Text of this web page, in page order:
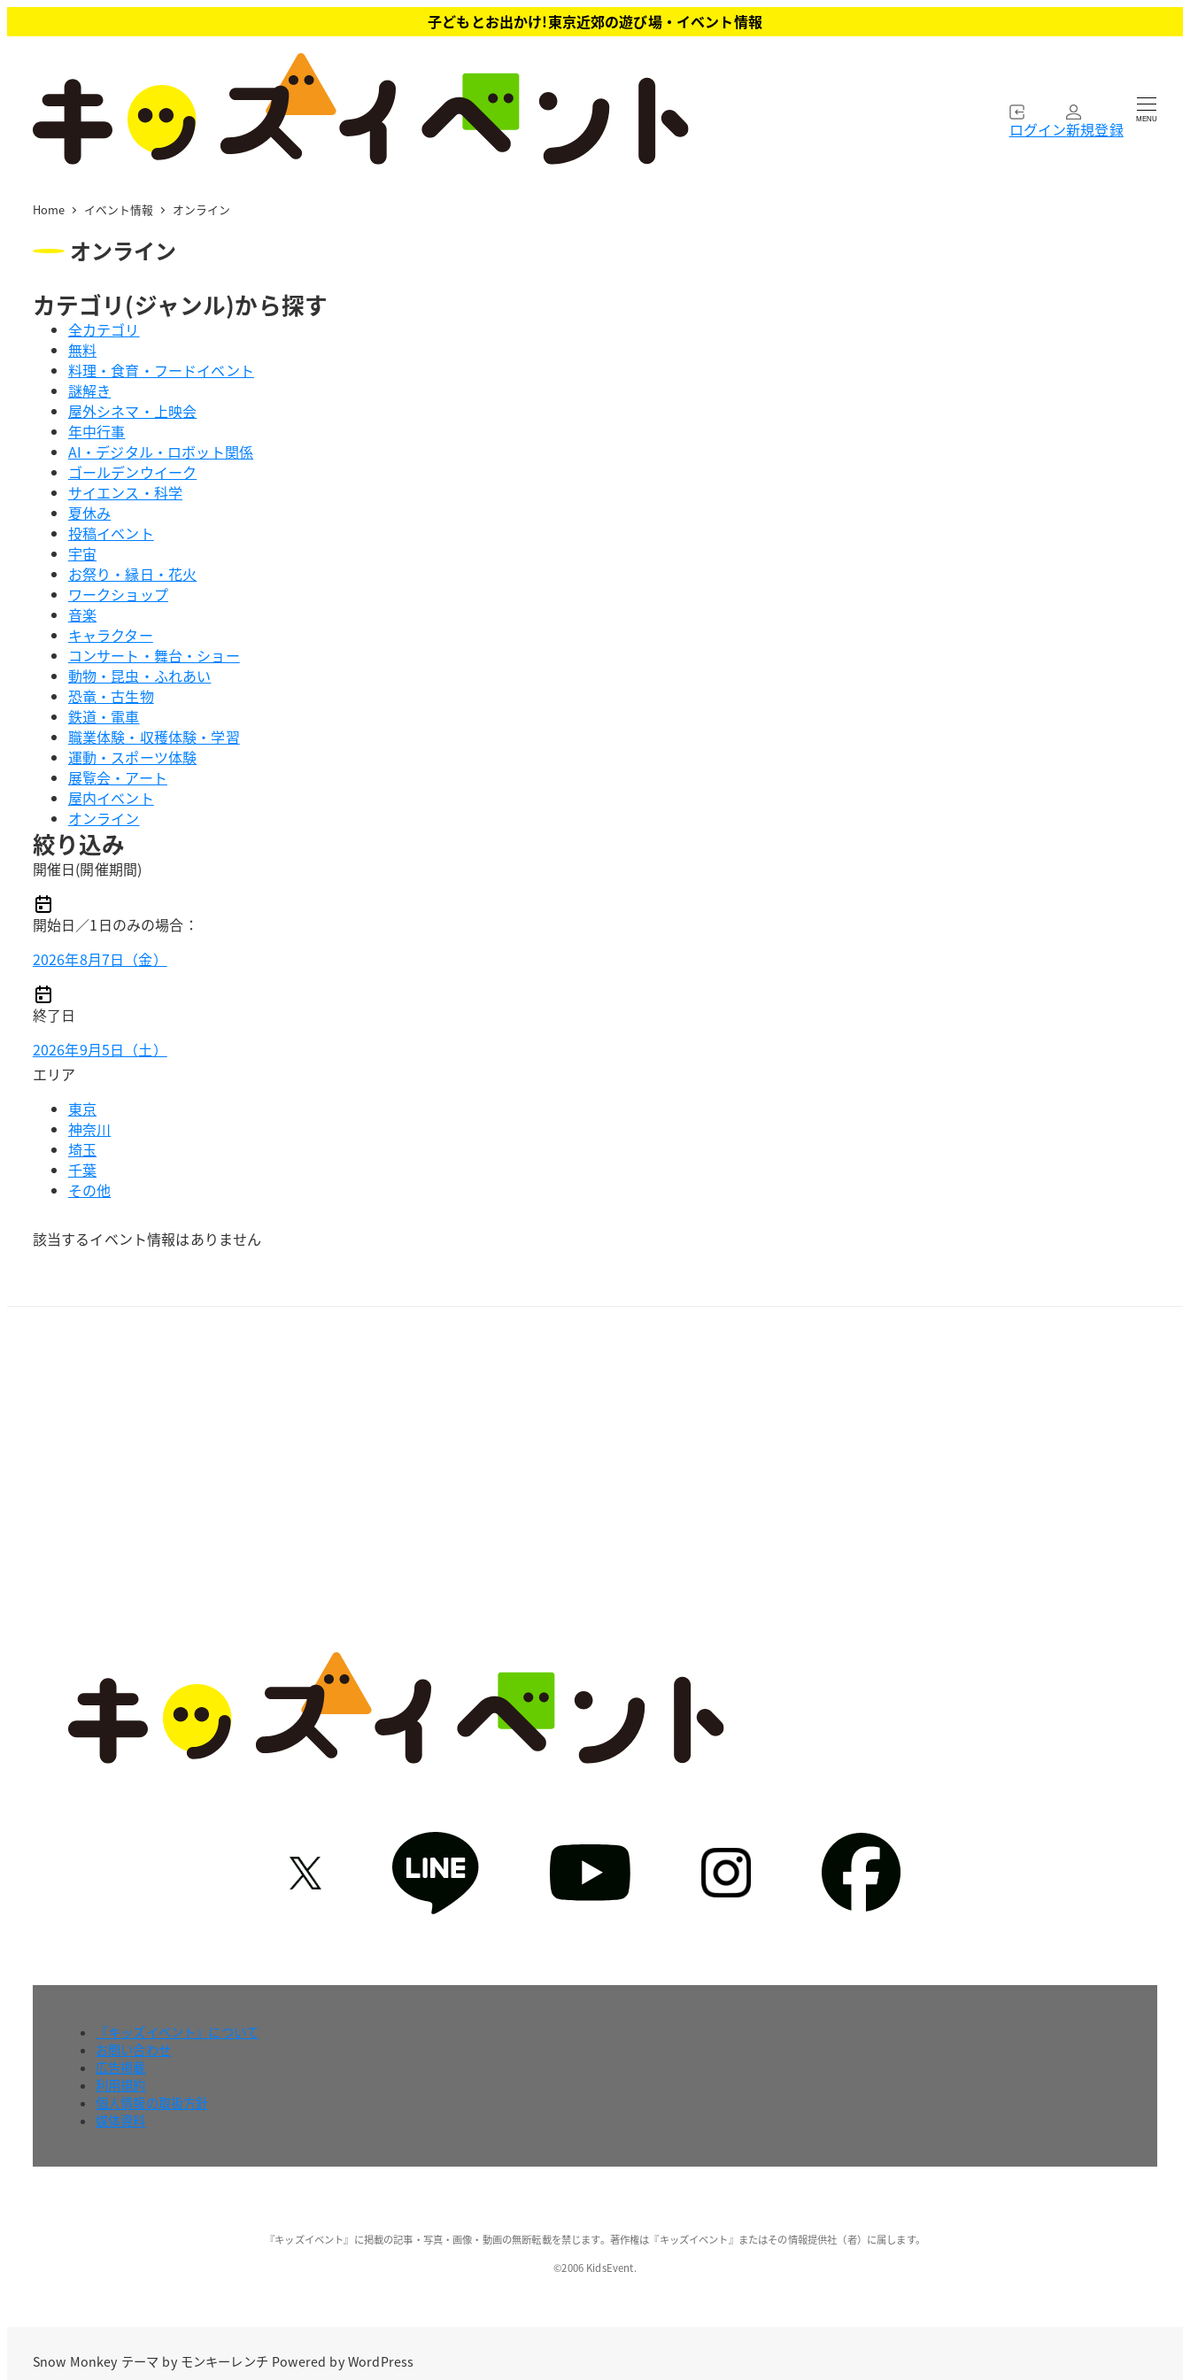
イ
子どもとお出かけ!東京近郊の遊び場・イベント情報
ログイン新規登録 MENU
Home イベント情報 オンライン
オンライン
カテゴリ(ジャンル)から探す
全カテゴリ
無料
料理・食育・フードイベント
謎解き
屋外シネマ・上映会
年中行事
AI・デジタル・ロボット関係
ゴールデンウイーク
サイエンス・科学
夏休み
投稿イベント
宇宙
お祭り・縁日・花火
ワークショップ
音楽
キャラクター
コンサート・舞台・ショー
動物・昆虫・ふれあい
恐竜・古生物
鉄道・電車
職業体験・収穫体験・学習
運動・スポーツ体験
展覧会・アート
屋内イベント
オンライン
絞り込み
開催日(開催期間)
開始日／1日のみの場合：
2026年8月7日（金）
終了日
2026年9月5日（土）
エリア
東京
神奈川
埼玉
千葉
その他
該当するイベント情報はありません
『キッズイベント』について
お問い合わせ
広告掲載
利用規約
個人情報の取扱方針
媒体資料
『キッズイベント』に掲載の記事・写真・画像・動画の無断転載を禁じます。著作権は『キッズイベント』またはその情報提供社（者）に属します。
©2006 KidsEvent.
Snow Monkey テーマ by モンキーレンチ Powered by WordPress